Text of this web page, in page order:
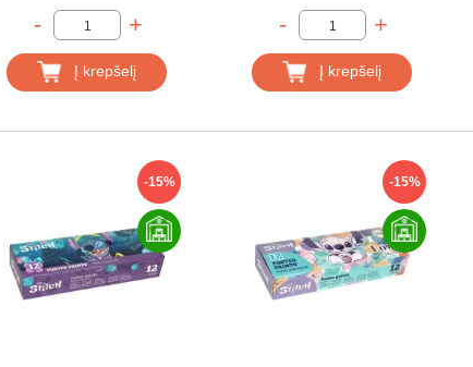
- +
Į krepšelį
- +
Į krepšelį
-15% -15%